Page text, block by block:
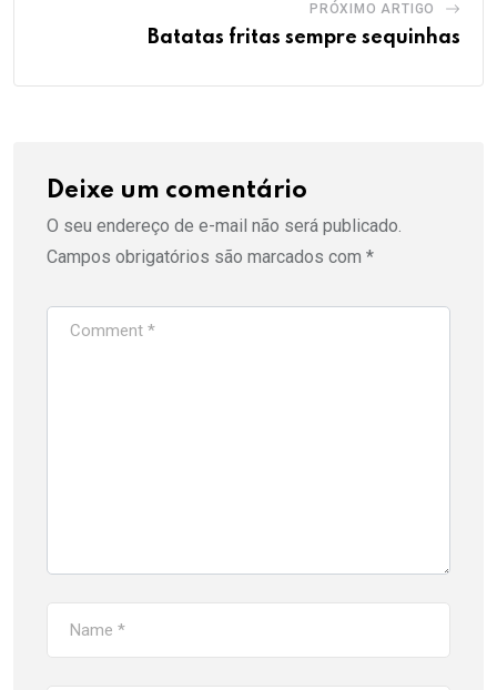
PRÓXIMO ARTIGO
Batatas fritas sempre sequinhas
Deixe um comentário
O seu endereço de e-mail não será publicado.
Campos obrigatórios são marcados com *